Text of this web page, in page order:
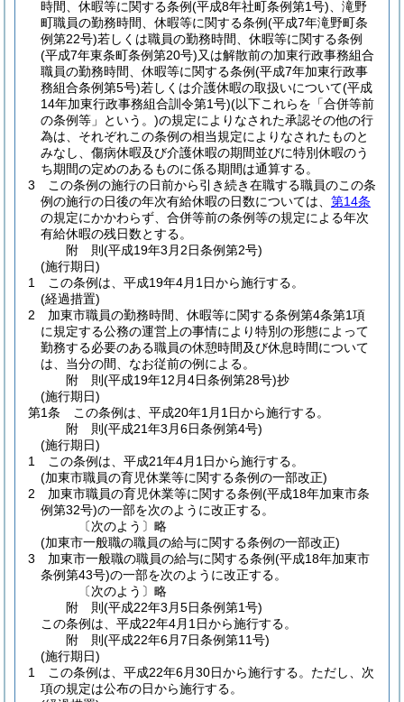
時間、休暇等に関する条例(平成8年社町条例第1号) 、滝野
町職員の勤務時間、休暇等に関する条例(平成7年滝野町条
例第22号)若しくは職員の勤務時間、休暇等に関する条例
(平成7年東条町条例第20号)又は解散前の加東行政事務組合
職員の勤務時間、休暇等に関する条例(平成7年加東行政事
務組合条例第5号)若しくは介護休暇の取扱いについて(平成
14年加東行政事務組合訓令第1号)(以下これらを「合併等前
の条例等」という。)の規定によりなされた承認その他の行
為は、それぞれこの条例の相当規定によりなされたものと
みなし、傷病休暇及び介護休暇の期間並びに特別休暇のう
ち期間の定めのあるものに係る期間は通算する。
3
この条例の施行の日前から引き続き在職する職員のこの条
例の施行の日後の年次有給休暇の日数については、 第14条
の規定にかかわらず、合併等前の条例等の規定による年次
有給休暇の残日数とする。
附 則(平成19年3月2日条例第2号)
(施行期日)
1
この条例は、平成19年4月1日から施行する。
(経過措置)
2
加東市職員の勤務時間、休暇等に関する条例第4条第1項
に規定する公務の運営上の事情により特別の形態によって
勤務する必要のある職員の休憩時間及び休息時間について
は、当分の間、なお従前の例による。
附 則(平成19年12月4日条例第28号)抄
(施行期日)
第1条
この条例は、平成20年1月1日から施行する。
附 則(平成21年3月6日条例第4号)
(施行期日)
1
この条例は、平成21年4月1日から施行する。
(加東市職員の育児休業等に関する条例の一部改正)
2
加東市職員の育児休業等に関する条例(平成18年加東市条
例第32号)の一部を次のように改正する。
〔次のよう〕略
(加東市一般職の職員の給与に関する条例の一部改正)
3
加東市一般職の職員の給与に関する条例(平成18年加東市
条例第43号)の一部を次のように改正する。
〔次のよう〕略
附 則(平成22年3月5日条例第1号)
この条例は、平成22年4月1日から施行する。
附 則(平成22年6月7日条例第11号)
(施行期日)
1
この条例は、平成22年6月30日から施行する。 ただし、次
項の規定は公布の日から施行する。